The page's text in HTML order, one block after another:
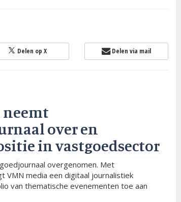
Delen op X Delen via mail
neemt
over en
in vastgoedsector
overgenomen. Met
VMN media een digitaal journalistiek
van thematische evenementen toe aan